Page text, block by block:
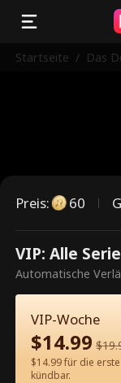
Startseite / Das
Dies
Preis: 60
VIP: Alle
Automatische
VIP-Woche
$14.99 $
$14.99 für die
kündbar.